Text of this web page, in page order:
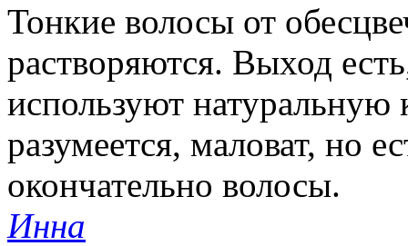
Тонкие волосы от
растворяются. Выход
используют натуральную
разумеется, маловат, но
окончательно волосы.
Инна